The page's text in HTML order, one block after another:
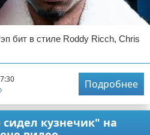
бит в стиле Roddy Ricch, Chris
Подробнее
сидел кузнечик" на